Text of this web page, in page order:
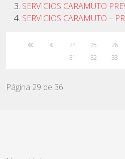
SERVICIOS CARAMUTO
SERVICIOS CARAMUTO –
24 25 26
31
32 33
Página 29 de 36